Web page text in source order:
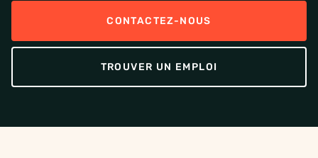
CONTACTEZ-NOUS
TROUVER UN EMPLOI